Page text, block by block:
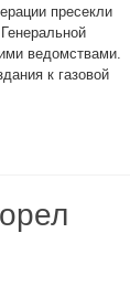
пресекли
ведомствами.
к газовой